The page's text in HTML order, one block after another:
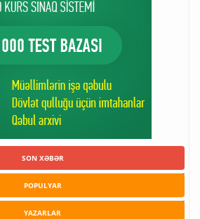
SON XƏBƏR
POPULYAR
YAZARLAR